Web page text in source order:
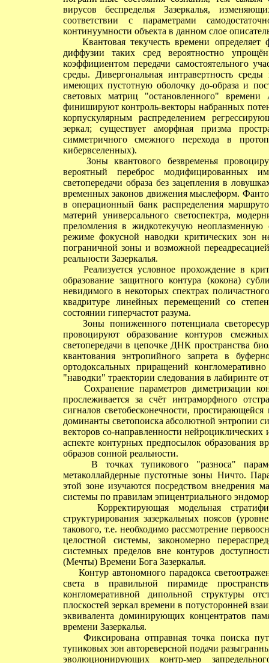
вирусов беспределья Зазеркалья,
соответствии с параметрами
континуумности объекта в данном слое
Квантовая текучесть времени определяет
диффузии таких сред вероятностно
коэффициентом передачи самостоятельного
среды. Дивергональная интравертность
имеющих пустотную оболочку до-образа и
световых матриц "остановленного"
финишируют контроль-векторы набранных
корпускулярным распределением
зеркал; существует аморфная призма
симметричного смежного перехода в
кибервселенных).
Зоны квантового безвременья
вероятный переброс модифицированных
светопередачи образа без зацепления в
временных законов движения мыслеформ.
в операционный банк распределения
материй универсального светоспектра,
преломления в жидкотекучую неоплазменную
режиме фокусной наводки критических зон
пограничной зоны и возможной
реальности Зазеркалья.
Реализуется условное прохождение в
образование защитного контура (кокона)
невидимого в некоторых спектрах
квадритуре линейных перемещений со
состоянии гиперчастот разума.
Зоны пониженного потенциала
провоцируют образование контуров
светопередачи в цепочке ДНК пространства
квантования энтропийного запрета в
ортодоксальных приращений
"наводки" траектории следования в лабиринте
Сохранение параметров диметризации
прослеживается за счёт интраморфного
сигналов светобесконечности,
доминанты светопоиска абсолютной энтропии
векторов со-направленности
аспекте контурных предпосылок образования
образов сонной реальности.
В точках тупикового "разноса"
метаколлайдерные пустотные зоны Ничто.
этой зоне изучаются посредством внедрения
системы по правилам эпицентриального
Корректирующая модельная
структурирования зазеркальных поясов
такового, т.е. необходимо рассмотрение
целостной системы, закономерно
системных пределов вне контуров
(Мечты) Времени Бога Зазеркалья.
Контур автономного парадокса
света в правильной пирамиде
конгломеративной дипольной структуры
плоскостей зеркал времени в потусторонней
эквивалента доминирующих концентратов
времени Зазеркалья.
Фиксирована отправная точка поиска
тупиковых зон автореверсной подачи
эволюционирующих контр-мер